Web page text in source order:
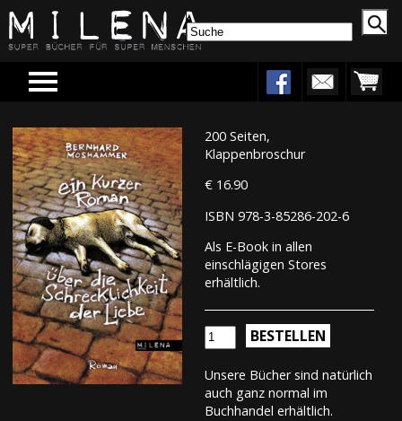
Menu
200 Seiten,
Klappenbroschur
€ 16.90
ISBN 978-3-85286-202-6
Als E-Book in allen
einschlägigen Stores
erhältlich.
BESTELLEN
Unsere Bücher sind natürlich
auch ganz normal im
Buchhandel erhältlich.